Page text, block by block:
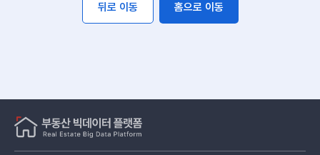
뒤로 이동 홈으로 이동